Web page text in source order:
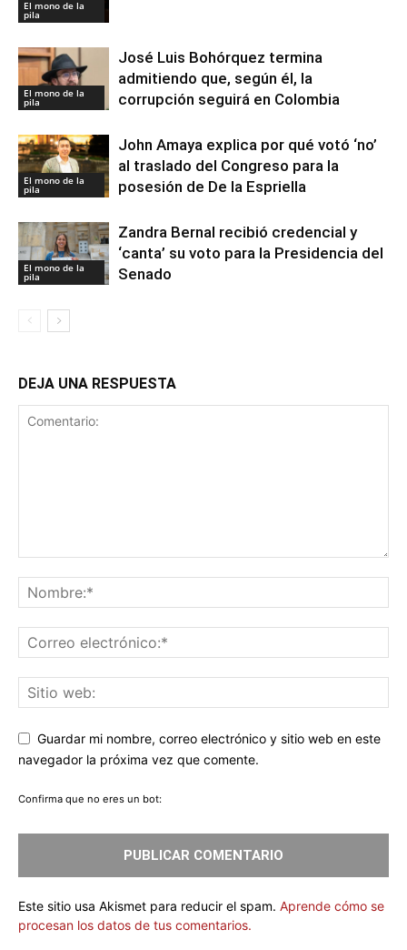
El mono de la
pila
El mono de la
pila
José Luis Bohórquez termina
admitiendo que, según él, la
corrupción seguirá en Colombia
El mono de la
pila
John Amaya explica por qué votó ‘no’
al traslado del Congreso para la
posesión de De la Espriella
El mono de la
pila
Zandra Bernal recibió credencial y
‘canta’ su voto para la Presidencia del
Senado
DEJA UNA RESPUESTA
Guardar mi nombre, correo electrónico y sitio web en este
navegador la próxima vez que comente.
Confirma que no eres un bot:
Este sitio usa Akismet para reducir el spam. Aprende cómo se
procesan los datos de tus comentarios.